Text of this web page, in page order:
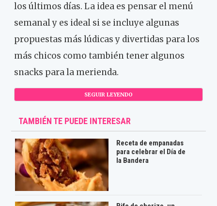
los últimos días. La idea es pensar el menú
semanal y es ideal si se incluye algunas
propuestas más lúdicas y divertidas para los
más chicos como también tener algunos
snacks para la merienda.
SEGUIR LEYENDO
TAMBIÉN TE PUEDE INTERESAR
Receta de empanadas
para celebrar el Día de
la Bandera